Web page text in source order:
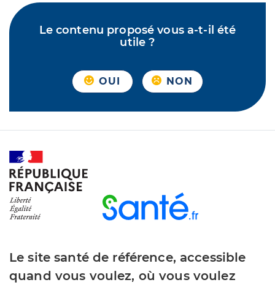
Le contenu proposé vous a-t-il été
utile ?
OUI NON
Le site santé de référence, accessible
quand vous voulez, où vous voulez